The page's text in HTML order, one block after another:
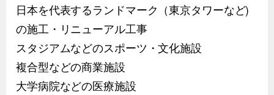
日本を代表するランドマーク（東京タワーなど)
の施工・リニューアル工事
スタジアムなどのスポーツ・文化施設
複合型などの商業施設
大学病院などの医療施設